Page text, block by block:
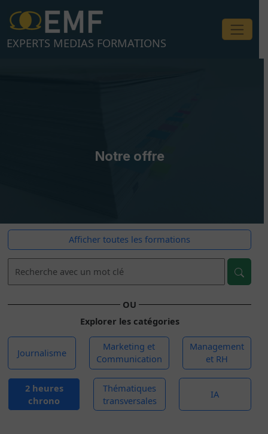
contenu
EXPERTS MEDIAS FORMATIONS
Notre offre
Afficher toutes les formations
OU
Explorer les catégories
Journalisme
Marketing et
Communication
Management
et RH
2 heures
chrono
Thématiques
transversales
IA